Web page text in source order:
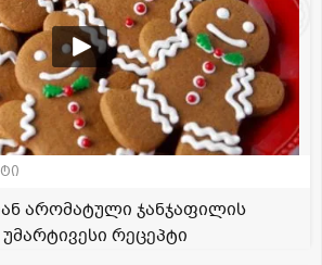
არომატული ჯანჯაფილის
რეცეპტი